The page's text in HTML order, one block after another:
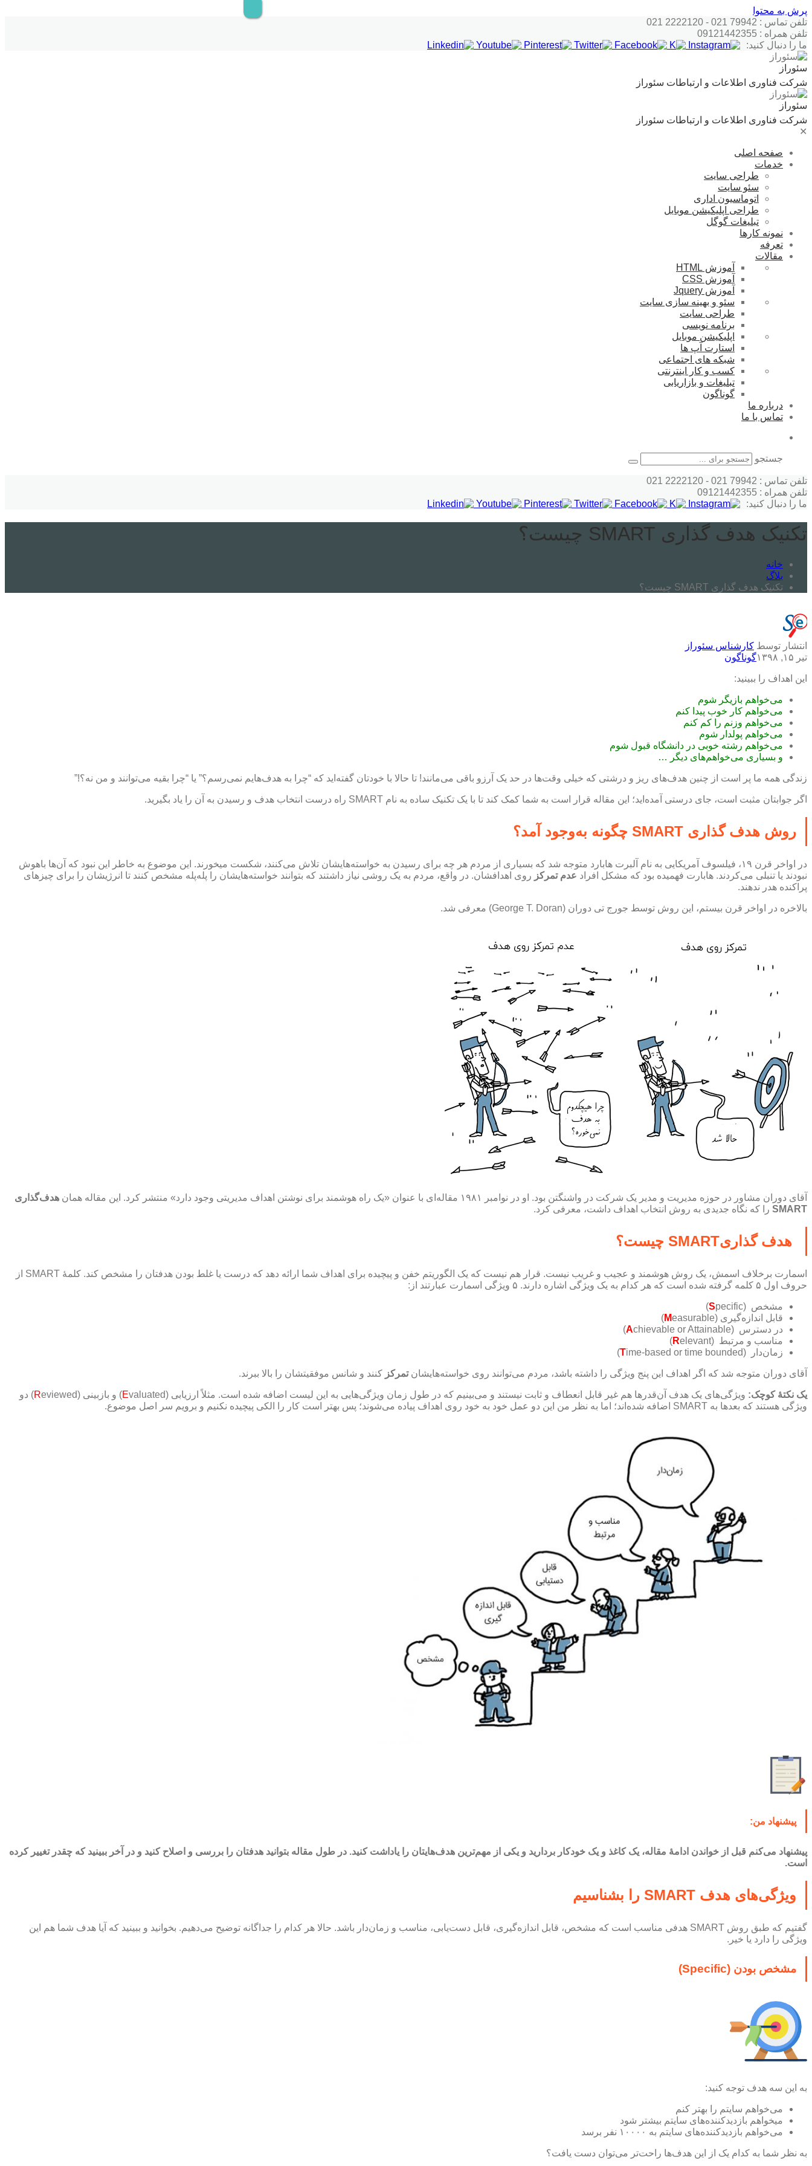
پرش به محتوا
تلفن تماس : 79942 021 - 2222120 021
تلفن همراه : 09121442355
ما را دنبال کنید:
سئوراز
شرکت فناوری اطلاعات و ارتباطات سئوراز
سئوراز
شرکت فناوری اطلاعات و ارتباطات سئوراز
✕
صفحه اصلی
خدمات
طراحی سایت
سئو سایت
اتوماسیون اداری
طراحی اپلیکیشن موبایل
تبلیغات گوگل
نمونه کارها
تعرفه
مقالات
آموزش HTML
آموزش CSS
آموزش Jquery
سئو و بهینه سازی سایت
طراحی سایت
برنامه نویسی
اپلیکیشن موبایل
استارت آپ ها
شبکه های اجتماعی
کسب و کار اینترنتی
تبلیغات و بازاریابی
گوناگون
درباره ما
تماس با ما
جستجو
تلفن تماس : 79942 021 - 2222120 021
تلفن همراه : 09121442355
ما را دنبال کنید:
تکنیک هدف گذاری SMART چیست؟
خانه
بلاگ
تکنیک هدف گذاری SMART چیست؟
انتشار توسط کارشناس سئوراز
تیر ۱۵, ۱۳۹۸
گوناگون
این اهداف را ببینید:
می‌خواهم بازیگر شوم
می‌خواهم کار خوب پیدا کنم
می‌خواهم وزنم را کم کنم
می‌خواهم پولدار شوم
می‌خواهم رشته خوبی در دانشگاه قبول شوم
و بسیاری می‌خواهم‌های دیگر …
زندگی همه ما پر است از چنین هدف‌های ریز و درشتی که خیلی وقت‌ها در حد یک آرزو باقی می‌مانند! تا حالا با خودتان گفته‌اید که “چرا به هدف‌هایم نمی‌رسم؟” یا “چرا بقیه می‌توانند و من نه؟!”
اگر جوابتان مثبت است، جای درستی آمده‌اید؛ این مقاله قرار است به شما کمک کند تا با یک تکنیک ساده به نام SMART راه درست انتخاب هدف و رسیدن به آن را یاد بگیرید.
روش هدف گذاری SMART چگونه به‌وجود آمد؟
در اواخر قرن ۱۹، فیلسوف آمریکایی به نام آلبرت هابارد متوجه شد که بسیاری از مردم هر چه برای رسیدن به خواسته‌هایشان تلاش می‌کنند، شکست میخورند. این موضوع به خاطر این نبود که آن‌ها باهوش
نبودند یا تنبلی می‌کردند. هابارت فهمیده بود که مشکل افراد عدم تمرکز روی اهدافشان. در واقع، مردم به یک روشی نیاز داشتند که بتوانند خواسته‌هایشان را پله‌پله مشخص کنند تا انرژیشان را برای چیزهای
پراکنده هدر ندهند.
بالاخره در اواخر قرن بیستم، این روش توسط جورج تی دوران (George T. Doran) معرفی شد.
آقای دوران مشاور در حوزه مدیریت و مدیر یک شرکت در واشنگتن بود. او در نوامبر ۱۹۸۱ مقاله‌ای با عنوان «یک راه هوشمند برای نوشتن اهداف مدیریتی وجود دارد» منتشر کرد. این مقاله همان
هدف‌گذاری
SMART را که نگاه جدیدی به روش انتخاب اهداف داشت، معرفی کرد.
هدف گذاریSMART چیست؟
اسمارت برخلاف اسمش، یک روش هوشمند و عجیب و غریب نیست. قرار هم نیست که یک الگوریتم خفن و پیچیده برای اهداف شما ارائه دهد که درست یا غلط بودن هدفتان را مشخص کند. کلمۀ SMART از
حروف اول ۵ کلمه گرفته شده است که هر کدام به یک ویژگی اشاره دارند. ۵ ویژگی اسمارت عبارتند از:
مشخص ( Specific)
قابل اندازه‌گیری (
Measurable)
در دسترس (
Achievable or Attainable)
مناسب و مرتبط (
Relevant)
زمان‌دار (
Time-based or time bounded)
آقای دوران متوجه شد که اگر اهداف این پنج ویژگی را داشته باشد، مردم می‌توانند روی خواسته‌هایشانتمرکز کنند و شانس موفقیتشان را بالا ببرند.
یک نکتۀ کوچک: ویژگی‌های یک هدف آن‌قدرها هم غیر قابل انعطاف و ثابت نیستند و می‌بینیم که در طول زمان ویژگی‌هایی به این لیست اضافه شده است. مثلاً ارزیابی ( Evaluated) و بازبینی ( Reviewed) دو
ویژگی هستند که بعدها به SMART اضافه شده‌اند؛ اما به نظر من این دو عمل خود به خود روی اهداف پیاده می‌شوند؛ پس بهتر است کار را الکی پیچیده نکنیم و برویم سر اصل موضوع.
پیشنهاد من:
پیشنهاد می‌کنم قبل از خواندن ادامۀ مقاله، یک کاغذ و یک خودکار بردارید و یکی از مهم‌ترین هدف‌هایتان را یاداشت کنید. در طول مقاله بتوانید هدفتان را بررسی و اصلاح کنید و در آخر ببینید که چقدر تغییر کرده
است.
ویژگی‌های هدف SMART را بشناسیم
گفتیم که طبق روش SMART هدفی مناسب است که مشخص، قابل اندازه‌گیری، قابل دست‌یابی، مناسب و زمان‌دار باشد. حالا هر کدام را جداگانه توضیح می‌دهیم. بخوانید و ببینید که آیا هدف شما هم این
ویژگی را دارد یا خیر.
مشخص بودن (Specific)
به این سه هدف توجه کنید:
می‌خواهم سایتم را بهتر کنم
میخواهم بازدیدکننده‌های سایتم بیشتر شود
می‌خواهم بازدیدکننده‌های سایتم به ۱۰۰۰۰ نفر برسد
به نظر شما به کدام یک از این هدف‌ها راحت‌تر می‌توان دست یافت؟